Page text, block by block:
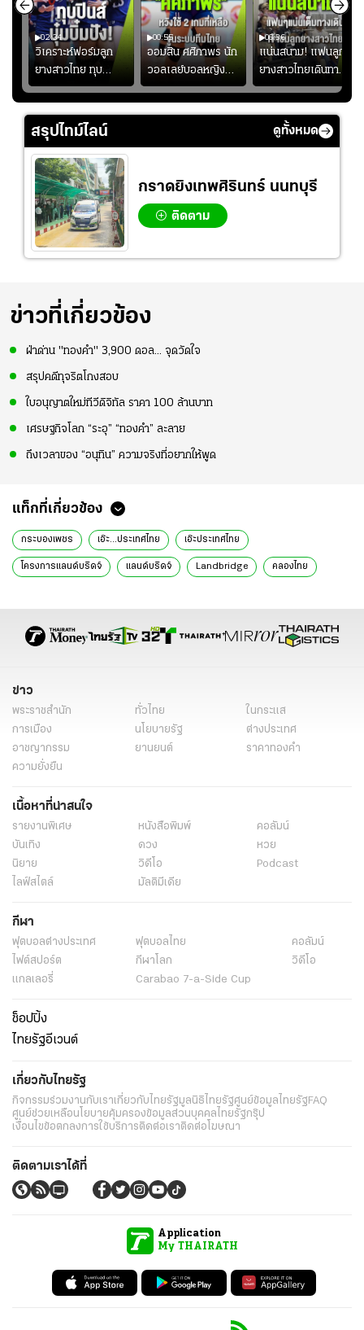
02:34
วิเคราะห์ฟอร์มลูก
ยางสาวไทย ทุบ
ฟิลิปปินส์ 3-0! "บุ๋ม
บิ๋ม" คืนสนามสุดปัง
#วอลเลย์บอลชาย
ทีมชาติไทย
00:55
ออมสิน ศศิภาพร นัก
วอลเลย์บอลหญิงทีม
ชาติไทย หวังใช้ 2
เกมที่เหลือ ปรับจู
00:36
แน่นสนาม! แฟนลูก
ยางสาวไทยเดินทาง
เข้ามาเชียร์สาวไทย
อย่างคึกคัก เพื่อให้
กำลังใจ ก่อนที่สาว
สรุปไทม์ไลน์ ดูทั้งหมด
กราดยิงเทพศิรินทร์ นนทบุรี
ติดตาม
ข่าวที่เกี่ยวข้อง
ฝ่าด่าน "ทองคำ" 3,900 ดอล... จุดวัดใจ
สรุปคดีทุจริตโกงสอบ
ใบอนุญาตใหม่ทีวีดิจิทัล ราคา 100 ล้านบาท
เศรษฐกิจโลก “ระอุ” “ทองคำ” ละลาย
ถึงเวลาของ “อนุทิน” ความจริงที่อยากให้พูด
แท็กที่เกี่ยวข้อง
กระบองเพชร เอ๊ะ...ประเทศไทย เอ๊ะประเทศไทย
โครงการแลนด์บริดจ์ แลนด์บริดจ์ Landbridge คลองไทย
เศรษฐกิจไทย อาเซียน ช่องแคบมะละกา ขนส่งทางทะเล
ข่าว
พระราชสำนัก ทั่วไทย
ในกระแส
การเมือง
นโยบายรัฐ
ต่างประเทศ
อาชญากรรม
ยานยนต์
ราคาทองคำ
ความยั่งยืน
เนื้อหาที่น่าสนใจ
รายงานพิเศษ หนังสือพิมพ์
คอลัมน์
บันเทิง
ดวง
หวย
นิยาย
วิดีโอ
Podcast
ไลฟ์สไตล์
มัลติมีเดีย
กีฬา
ฟุตบอลต่่างประเทศ ฟุตบอลไทย
คอลัมน์
ไฟต์สปอร์ต
กีฬาโลก
วิดีโอ
แกลเลอรี่
Carabao 7-a-Side Cup
ช็อปปิ้ง
ไทยรัฐอีเวนต์
เกี่ยวกับไทยรัฐ
กิจกรรมร่วมงานกับเราเกี่ยวกับไทยรัฐมูลนิธิไทยรัฐศูนย์ข้อมูลไทยรัฐFAQ
ศูนย์ช่วยเหลือนโยบายคุ้มครองข้อมูลส่วนบุคคลไทยรัฐกรุ๊ป
เงื่อนไขข้อตกลงการใช้บริการติดต่อเราติดต่อโฆษณา
ติดตามเราได้ที่
Application
My THAIRATH